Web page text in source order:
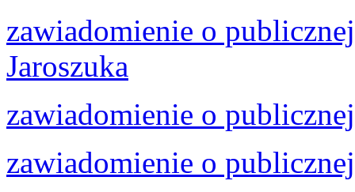
zawiadomienie o
Jaroszuka
zawiadomienie o
zawiadomienie o